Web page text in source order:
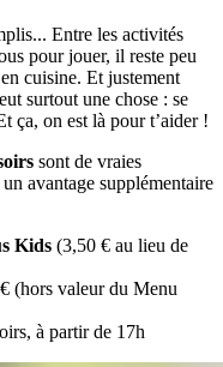
Entre les activités
pour jouer, il reste peu
cuisine. Et justement
surtout une chose : se
ça, on est là pour t’aider !
sont de vraies
avantage supplémentaire
Kids (3,50 € au lieu de
(hors valeur du Menu
à partir de 17h